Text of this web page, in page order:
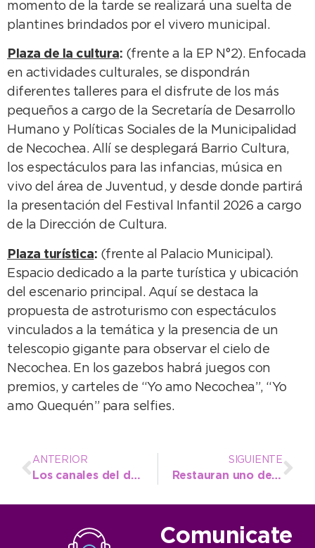
momento de la tarde se realizará una suelta de
plantines brindados por el vivero municipal.
Plaza de la cultura: (frente a la EP N°2). Enfocada
en actividades culturales, se dispondrán
diferentes talleres para el disfrute de los más
pequeños a cargo de la Secretaría de Desarrollo
Humano y Políticas Sociales de la Municipalidad
de Necochea. Allí se desplegará Barrio Cultura,
los espectáculos para las infancias, música en
vivo del área de Juventud, y desde donde partirá
la presentación del Festival Infantil 2026 a cargo
de la Dirección de Cultura.
Plaza turística: (frente al Palacio Municipal).
Espacio dedicado a la parte turística y ubicación
del escenario principal. Aquí se destaca la
propuesta de astroturismo con espectáculos
vinculados a la temática y la presencia de un
telescopio gigante para observar el cielo de
Necochea. En los gazebos habrá juegos con
premios, y carteles de “Yo amo Necochea”, “Yo
amo Quequén” para selfies.
ANTERIOR
Los canales del distrito funcionan con normalidad tras tareas de mantenimiento del EMSUR
SIGUIENTE
Restauran uno de los sectores de nichos del cementerio de Necochea
Comunicate